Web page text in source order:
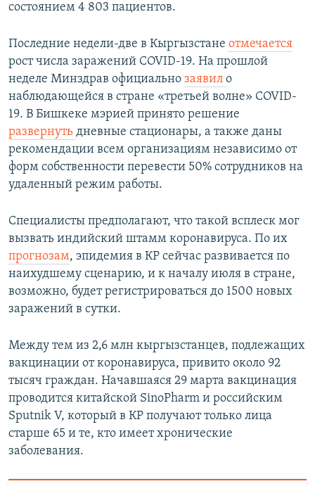
состоянием 4 803 пациентов.
Последние недели-две в Кыргызстане отмечается
рост числа заражений COVID-19. На прошлой
неделе Минздрав официально заявил о
наблюдающейся в стране «третьей волне» COVID-
19. В Бишкеке мэрией принято решение
развернуть дневные стационары, а также даны
рекомендации всем организациям независимо от
форм собственности перевести 50% сотрудников на
удаленный режим работы.
Специалисты предполагают, что такой всплеск мог
вызвать индийский штамм коронавируса. По их
прогнозам, эпидемия в КР сейчас развивается по
наихудшему сценарию, и к началу июля в стране,
возможно, будет регистрироваться до 1500 новых
заражений в сутки.
Между тем из 2,6 млн кыргызстанцев, подлежащих
вакцинации от коронавируса, привито около 92
тысяч граждан. Начавшаяся 29 марта вакцинация
проводится китайской SinoPharm и российским
Sputnik V, который в КР получают только лица
старше 65 и те, кто имеет хронические
заболевания.